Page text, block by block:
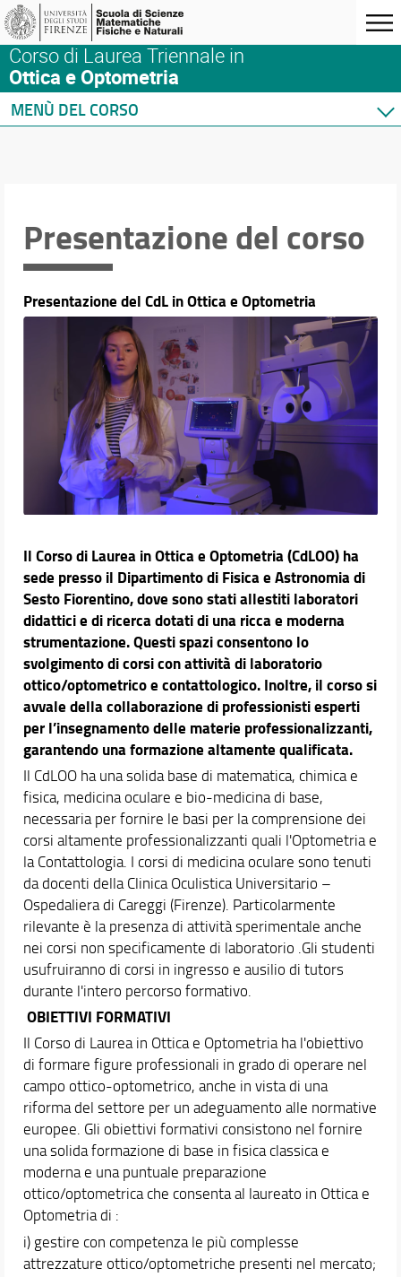
Corso di Laurea Triennale in
Ottica e Optometria
MENÙ DEL CORSO
Norme e regolamenti
Organizzazione
Per laurearsi
Storico delle iscrizioni
Proseguire dopo la laurea
Qualità del Corso
Studenti con disabilità o DSA
Rapporto di Autovalutazione RAV
Documenti e verbali
Orario e calendari
Didattica
Ricerca
Terza missione
Presentazione del corso
Presentazione del CdL in Ottica e Optometria
Il Corso di Laurea in Ottica e Optometria (CdLOO) ha
sede presso il Dipartimento di Fisica e Astronomia di
Sesto Fiorentino, dove sono stati allestiti laboratori
didattici e di ricerca dotati di una ricca e moderna
strumentazione. Questi spazi consentono lo
svolgimento di corsi con attività di laboratorio
ottico/optometrico e contattologico. Inoltre, il corso si
avvale della collaborazione di professionisti esperti
per l’insegnamento delle materie professionalizzanti,
garantendo una formazione altamente qualificata.
Il CdLOO ha una solida base di matematica, chimica e
fisica, medicina oculare e bio-medicina di base,
necessaria per fornire le basi per la comprensione dei
corsi altamente professionalizzanti quali l'Optometria e
la Contattologia. I corsi di medicina oculare sono tenuti
da docenti della Clinica Oculistica Universitario –
Ospedaliera di Careggi (Firenze). Particolarmente
rilevante è la presenza di attività sperimentale anche
nei corsi non specificamente di laboratorio .Gli studenti
usufruiranno di corsi in ingresso e ausilio di tutors
durante l'intero percorso formativo.
OBIETTIVI FORMATIVI
Il Corso di Laurea in Ottica e Optometria ha l'obiettivo
di formare figure professionali in grado di operare nel
campo ottico-optometrico, anche in vista di una
riforma del settore per un adeguamento alle normative
europee. Gli obiettivi formativi consistono nel fornire
una solida formazione di base in fisica classica e
moderna e una puntuale preparazione
ottico/optometrica che consenta al laureato in Ottica e
Optometria di :
i) gestire con competenza le più complesse
attrezzature ottico/optometriche presenti nel mercato;